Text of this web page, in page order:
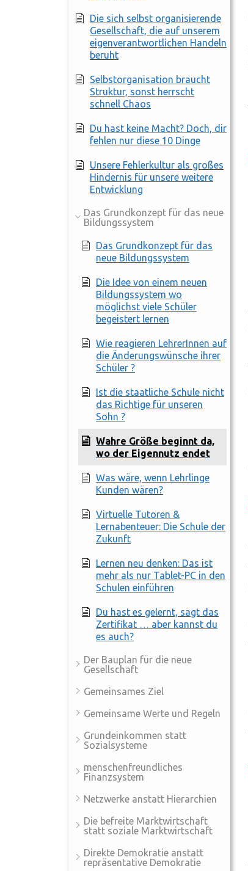
Die sich selbst organisierende
Gesellschaft, die auf unserem
eigenverantwortlichen Handeln
beruht
Selbstorganisation braucht
Struktur, sonst herrscht
schnell Chaos
Du hast keine Macht? Doch, dir
fehlen nur diese 10 Dinge
Unsere Fehlerkultur als großes
Hindernis für unsere weitere
Entwicklung
Das Grundkonzept für das neue
Bildungssystem
Das Grundkonzept für das
neue Bildungssystem
Die Idee von einem neuen
Bildungssystem wo
möglichst viele Schüler
begeistert lernen
Wie reagieren LehrerInnen auf
die Änderungswünsche ihrer
Schüler ?
Ist die staatliche Schule nicht
das Richtige für unseren
Sohn ?
Wahre Größe beginnt da,
wo der Eigennutz endet
Was wäre, wenn Lehrlinge
Kunden wären?
Virtuelle Tutoren &
Lernabenteuer: Die Schule der
Zukunft
Lernen neu denken: Das ist
mehr als nur Tablet-PC in den
Schulen einführen
Du hast es gelernt, sagt das
Zertifikat … aber kannst du
es auch?
Der Bauplan für die neue
Gesellschaft
Gemeinsames Ziel
Gemeinsame Werte und Regeln
Grundeinkommen statt
Sozialsysteme
menschenfreundliches
Finanzsystem
Netzwerke anstatt Hierarchien
Die befreite Marktwirtschaft
statt soziale Marktwirtschaft
Direkte Demokratie anstatt
repräsentative Demokratie